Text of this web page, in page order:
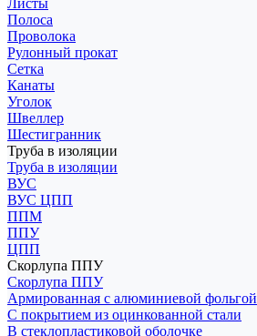
Листы
Полоса
Проволока
Рулонный прокат
Сетка
Канаты
Уголок
Швеллер
Шестигранник
Труба в изоляции
Труба в изоляции
ВУС
ВУС ЦПП
ППМ
ППУ
ЦПП
Скорлупа ППУ
Скорлупа ППУ
Армированная с алюминиевой фольгой
С покрытием из оцинкованной стали
В стеклопластиковой оболочке